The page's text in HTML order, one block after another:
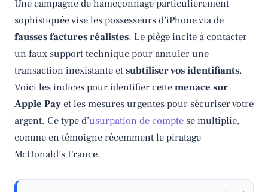
Une campagne de hameçonnage particulièrement
sophistiquée vise les possesseurs d’iPhone via de
fausses factures réalistes. Le piège incite à contacter
un faux support technique pour annuler une
transaction inexistante etsubtiliser vos identifiants.
Voici les indices pour identifier cettemenace sur
Apple Payet les mesures urgentes pour sécuriser votre
argent. Ce type d’usurpation de compte se multiplie,
comme en témoigne récemment le piratage
McDonald’s France.